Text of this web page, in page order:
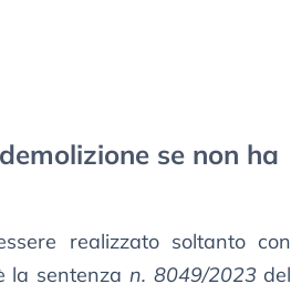
se non ha
realizzato soltanto con
la sentenza n. 8049/2023 del